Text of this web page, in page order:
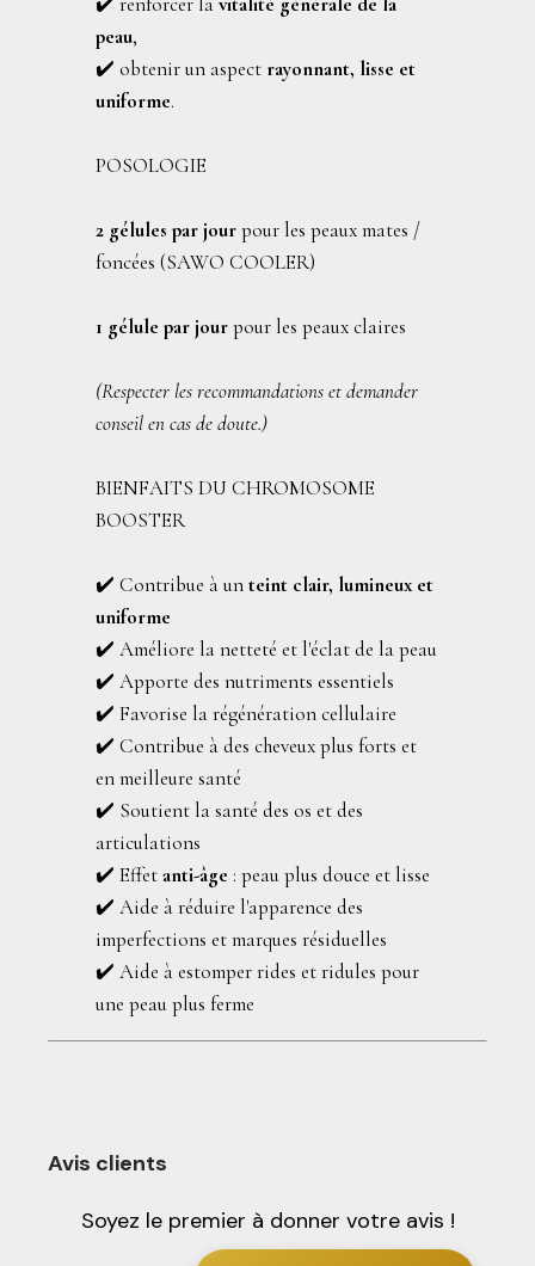
peau,
✔️ obtenir un aspectrayonnant, lisse et
uniforme.
POSOLOGIE
2 gélules par jourpour les peaux mates /
foncées (SAWO COOLER)
1 gélule par jourpour les peaux claires
(Respecter les recommandations et demander
conseil en cas de doute.)
BIENFAITS DU CHROMOSOME
BOOSTER
✔️ Contribue à unteint clair, lumineux et
uniforme
✔️ Améliore la netteté et l'éclat de la peau
✔️ Apporte des nutriments essentiels
✔️ Favorise la régénération cellulaire
✔️ Contribue à des cheveux plus forts et
en meilleure santé
✔️ Soutient la santé des os et des
articulations
✔️ Effetanti-âge : peau plus douce et lisse
✔️ Aide à réduire l'apparence des
imperfections et marques résiduelles
✔️ Aide à estomper rides et ridules pour
une peau plus ferme
Avis clients
Soyez le premier à donner votre avis !